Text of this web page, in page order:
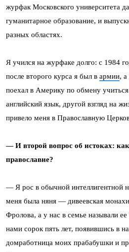
журфак Московского университета
гуманитарное образование, и
разных областях.
Я учился на журфаке долго: с 1984
после второго курса я был в армии, а
поехал в Америку по обмену
английский язык, другой взгляд на
привело меня в Православную
— И второй вопрос об истоках:
православие?
— Я рос в обычной интеллигентной
меня была няня — дивеевская
Фролова, а у нас в семье называли
нами сорок пять лет, появившись в
домработница моих прабабушки и